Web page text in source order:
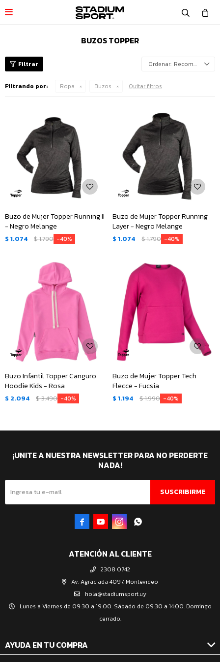

BUZOS TOPPER
Recomendados
Filtrando por: Ropa Buzos Quitar filtros
Buzo de Mujer Topper Running II
- Negro Melange
$ 1.074 $1.790 40
Buzo de Mujer Topper Running
Layer - Negro Melange
$ 1.074 $1.790 40
Buzo Infantil Topper Canguro
Hoodie Kids - Rosa
$ 2.094 $3.490 40
Buzo de Mujer Topper Tech
Flecce - Fucsia
$ 1.194 $1.990 40
ATENCIÓN AL CLIENTE
2308 0742
Av. Agraciada 4097, Montevideo
hola@stadiumsport.uy
Lunes a Viernes de 09:30 a 19:00. Sábado de 09:30 a 14:00. Domingo
cerrado.
AYUDA EN TU COMPRA
¡UNITE A NUESTRA NEWSLETTER PARA NO PERDERTE
NADA!
SUSCRIBIRME
   